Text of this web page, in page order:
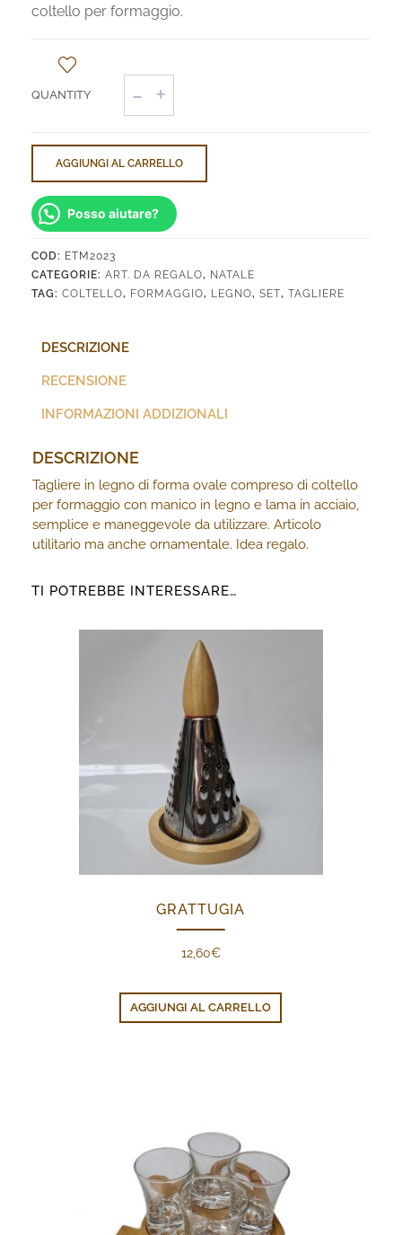
coltello per formaggio.
con
Coltello
quantità
AGGIUNGI AL CARRELLO
Posso aiutare?
COD: ETM2023
CATEGORIE: ART. DA REGALO, NATALE
TAG: COLTELLO, FORMAGGIO, LEGNO, SET, TAGLIERE
DESCRIZIONE
RECENSIONE
INFORMAZIONI ADDIZIONALI
DESCRIZIONE
Tagliere in legno di forma ovale compreso di coltello
per formaggio con manico in legno e lama in acciaio,
semplice e maneggevole da utilizzare. Articolo
utilitario ma anche ornamentale. Idea regalo.
TI POTREBBE INTERESSARE…
GRATTUGIA
12,60€
AGGIUNGI AL CARRELLO